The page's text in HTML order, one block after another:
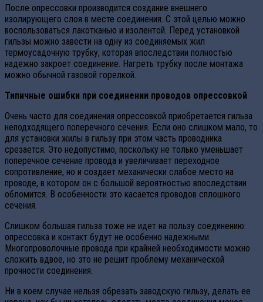
После опрессовки производится создание внешнего
изолирующего слоя в месте соединения. С этой целью можно
воспользоваться лакотканью и изолентой. Перед установкой
гильзы можно завести на одну из соединяемых жил
термоусадочную трубку, которая впоследствии полностью
надежно закроет соединение. Нагреть трубку после монтажа
можно обычной газовой горелкой.
Типичные ошибки при соединении проводов опрессовкой
Очень часто для соединения опрессовкой приобретается гильза
неподходящего поперечного сечения. Если оно слишком мало, то
для установки жилы в гильзу при этом часть проводника
срезается. Это недопустимо, поскольку не только уменьшает
поперечное сечение провода и увеличивает переходное
сопротивление, но и создает механически слабое место на
проводе, в котором он с большой вероятностью впоследствии
обломится. В особенности это касается проводов сплошного
сечения.
Слишком большая гильза тоже не идет на пользу соединению:
опрессовка и контакт будут не особенно надежными.
Многопроволочные провода при крайней необходимости можно
сложить вдвое, но это не решит проблему механической
прочности соединения.
Ни в коем случае нельзя обрезать заводскую гильзу, делать ее